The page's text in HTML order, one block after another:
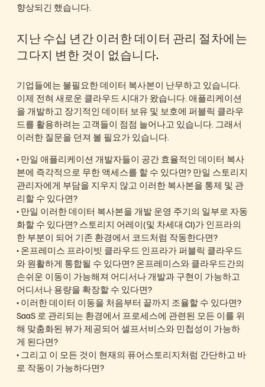
향상되긴 했습니다.
지난 수십 년간 이러한 데이터 관리 절차에는
그다지 변한 것이 없습니다.
기업들에는 불필요한 데이터 복사본이 난무하고 있습니다.
이제 전혀 새로운 클라우드 시대가 왔습니다. 애플리케이션
을 개발하고 장기적인 데이터 보유 및 보호에 퍼블릭 클라우
드를 활용하려는 고객들이 점점 늘어나고 있습니다. 그래서
이러한 질문을 던져 볼 필요가 있습니다.
• 만일 애플리케이션 개발자들이 공간 효율적인 데이터 복사
본에 즉각적으로 무한 액세스를 할 수 있다면? 만일 스토리지
관리자에게 부담을 지우지 않고 이러한 복사본을 통제 및 관
리할 수 있다면?
• 만일 이러한 데이터 복사본을 개발 운영 주기의 일부로 자동
화할 수 있다면? 스토리지 어레이(및 차세대 CI)가 인프라의
한 부분이 되어 기존 환경에서 코드처럼 작동한다면?
• 온프레미스 프라이빗 클라우드 인프라가 퍼블릭 클라우드
와 원활하게 통합될 수 있다면? 온프레미스와 클라우드간의
손쉬운 이동이 가능해져 어디서나 개발과 구현이 가능하고
어디서나 용량을 확장할 수 있다면?
• 이러한 데이터 이동을 처음부터 끝까지 조율할 수 있다면?
SaaS 로 관리되는 환경에서 프로세스에 관련된 모든 이를 위
해 맞춤화된 뷰가 제공되어 셀프서비스와 민첩성이 가능하
게 된다면?
• 그리고 이 모든 것이 현재의 퓨어스토리지처럼 간단하고 바
로 작동이 가능하다면?